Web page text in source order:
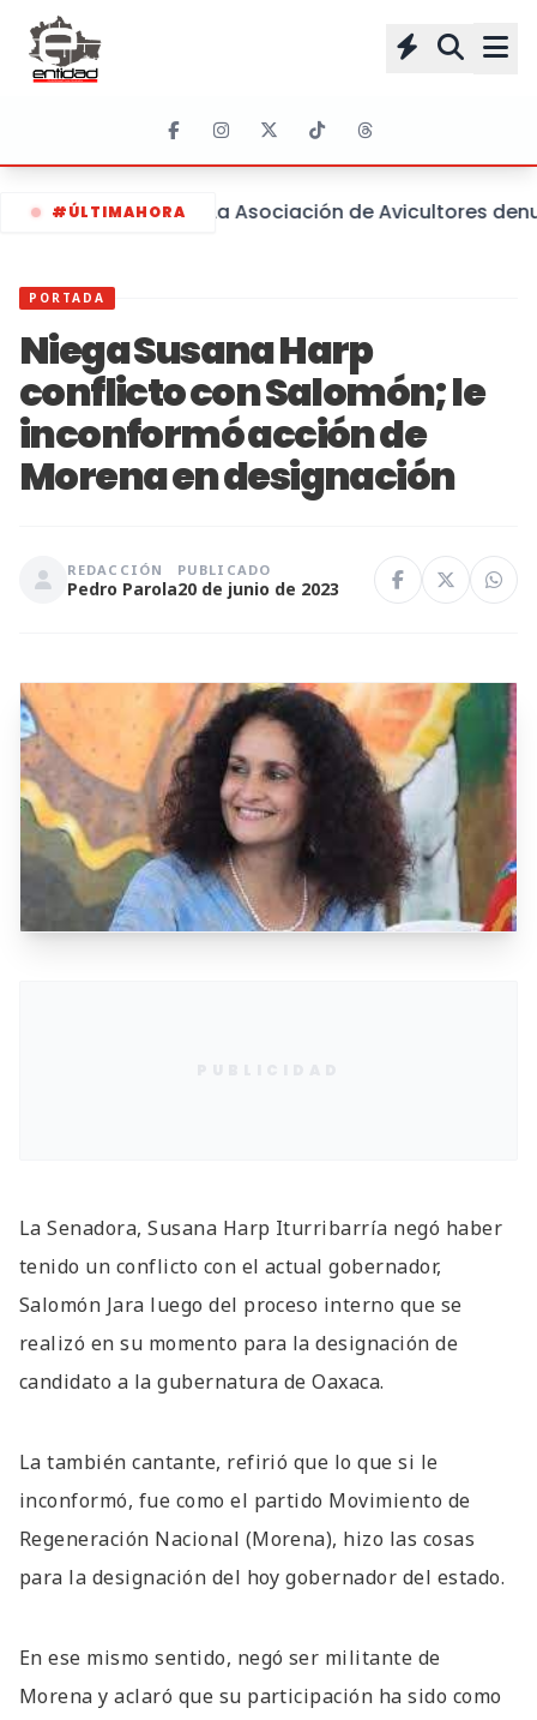
#ÚLTIMAHORA La Asociación de Avicultores
PORTADA
Niega Susana Harp
conflicto con Salomón; le
inconformó acción de
Morena en designación
REDACCIÓN
Pedro Parola
PUBLICADO
20 de junio de 2023
La Senadora, Susana Harp Iturribarría negó haber
tenido un conflicto con el actual gobernador,
Salomón Jara luego del proceso interno que se
realizó en su momento para la designación de
candidato a la gubernatura de Oaxaca.
La también cantante, refirió que lo que si le
inconformó, fue como el partido Movimiento de
Regeneración Nacional (Morena), hizo las cosas
para la designación del hoy gobernador del estado.
En ese mismo sentido, negó ser militante de
Morena y aclaró que su participación ha sido como